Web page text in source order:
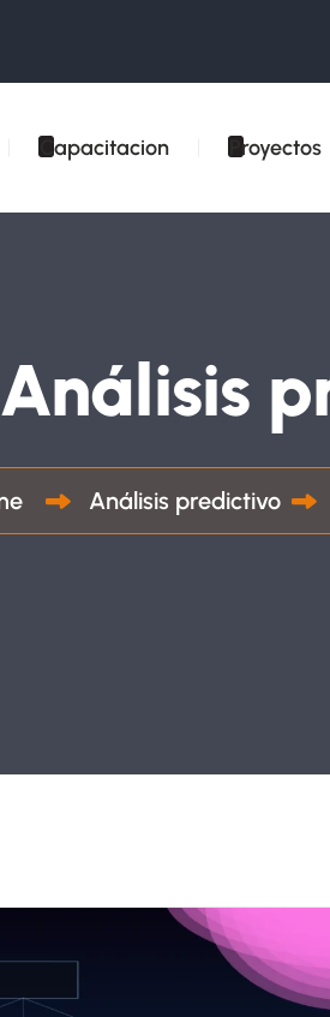
Capacitacion Proyectos
Análisis
Análisis predictivo